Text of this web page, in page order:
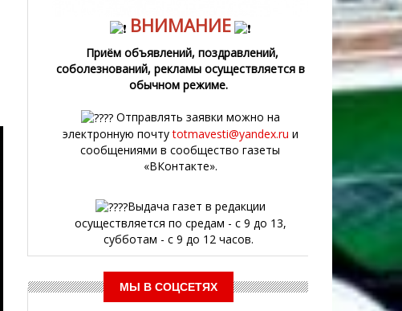
ВНИМАНИЕ
Приём объявлений, поздравлений,
соболезнований, рекламы осуществляется в
обычном режиме.
Отправлять заявки можно на
электронную почтуtotmavesti@yandex.ru и
сообщениями в сообщество газеты
«ВКонтакте».
Выдача газет в редакции
осуществляется по средам - с 9 до 13,
субботам - с 9 до 12 часов.
МЫ В СОЦСЕТЯХ